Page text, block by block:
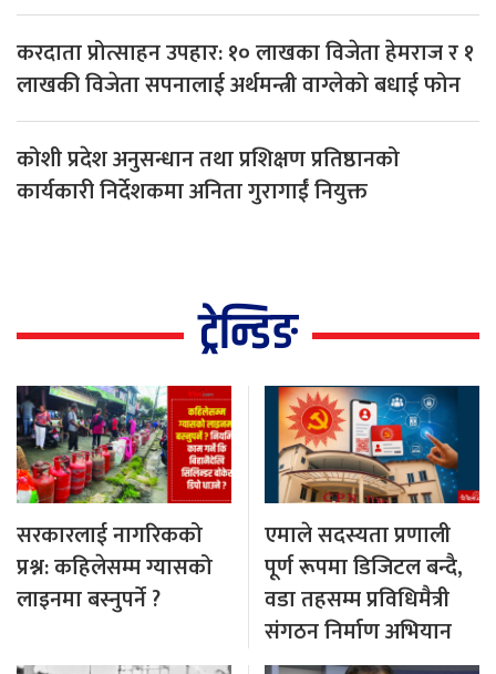
करदाता प्रोत्साहन उपहार: १० लाखका विजेता हेमराज र १
लाखकी विजेता सपनालाई अर्थमन्त्री वाग्लेको बधाई फोन
कोशी प्रदेश अनुसन्धान तथा प्रशिक्षण प्रतिष्ठानको
कार्यकारी निर्देशकमा अनिता गुरागाईं नियुक्त
ट्रेन्डिङ
सरकारलाई नागरिकको
प्रश्न: कहिलेसम्म ग्यासको
लाइनमा बस्नुपर्ने ?
एमाले सदस्यता प्रणाली
पूर्ण रूपमा डिजिटल बन्दै,
वडा तहसम्म प्रविधिमैत्री
संगठन निर्माण अभियान